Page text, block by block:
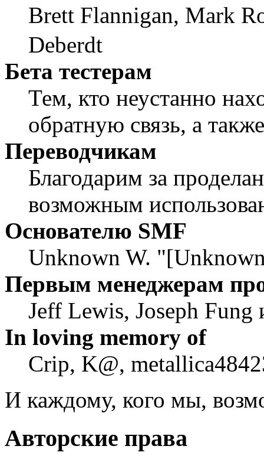
Brett Flannigan, Mark
Deberdt
Бета тестерам
Тем, кто неустанно
обратную связь, а
Переводчикам
Благодарим за
возможным
Основателю SMF
Unknown W.
Первым менеджерам
Jeff Lewis, Joseph
In loving memory of
Crip, K@,
И каждому, кого мы,
Авторские права